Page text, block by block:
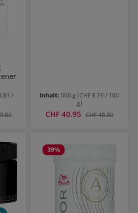
/
Preis:
Inhalt: 500 g (CHF 8.19 / 100
g)
Verkaufspreis:
CHF 40.95 Regulärer Preis:
CHF 48.00
39%